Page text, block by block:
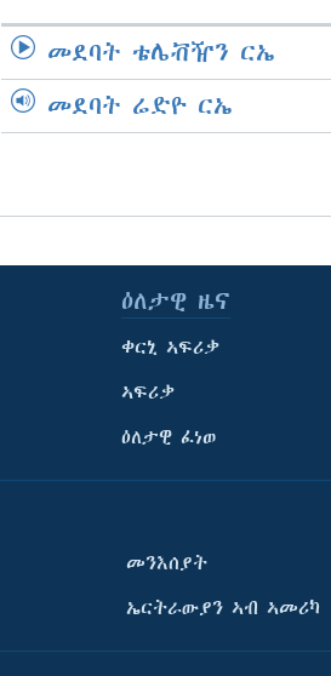
መደባት ቴሌቭዥን ርኤ
መደባት ሬድዮ ርኤ
ዕለታዊ ዜና
ቀርኒ ኣፍሪቃ
ኣፍሪቃ
ዕለታዊ ፈነወ
መንእሰያት
ኤርትራውያን ኣብ ኣመሪካ